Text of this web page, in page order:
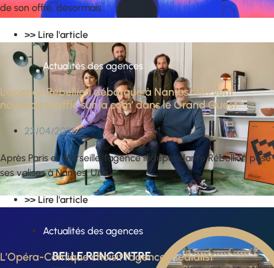
de son offre, désormais..
>> Lire l'article
Actualités des agences
L’agence Rébellion débarque à Nantes : Un vent
nouveau souffle sur la com’ dans le Grand Ouest
22/04/2025
Après Paris et Marseille, l’agence indépendante Rébellion pose
ses valises à Nantes. Une..
>> Lire l'article
Actualités des agences
L’Opéra-Comique choisit l’agence Medialist